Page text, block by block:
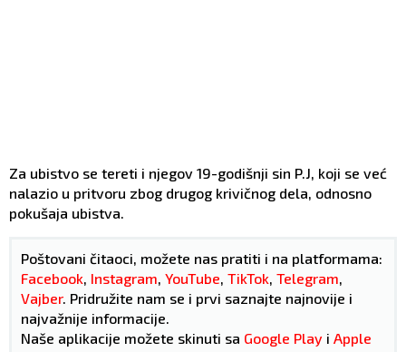
Za ubistvo se tereti i njegov 19-godišnji sin P.J, koji se već
nalazio u pritvoru zbog drugog krivičnog dela, odnosno
pokušaja ubistva.
Poštovani čitaoci, možete nas pratiti i na platformama:
Facebook, Instagram, YouTube, TikTok, Telegram,
Vajber. Pridružite nam se i prvi saznajte najnovije i
najvažnije informacije.
Naše aplikacije možete skinuti sa Google Play i Apple